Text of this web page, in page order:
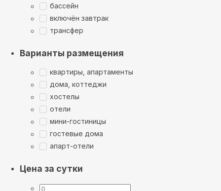
бассейн
включён завтрак
трансфер
Варианты размещения
квартиры, апартаменты
дома, коттеджи
хостелы
отели
мини-гостиницы
гостевые дома
апарт-отели
Цена за сутки